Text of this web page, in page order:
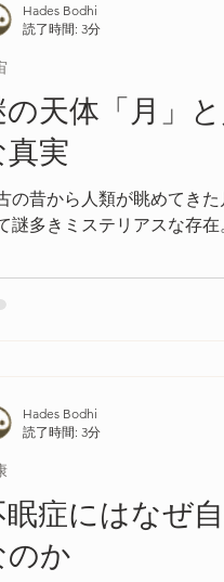
の天体「月」
真実
の昔から人類が眺めてき
謎多きミステリアスな存
Hades Bodhi
読了時間: 3分
眠症にはなぜ
のか
Hades Bodhi
読了時間: 3分